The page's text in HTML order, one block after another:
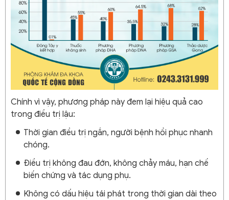
Chính vì vậy, phương pháp này đem lại hiệu quả cao
trong điều trị lậu:
Thời gian điều trị ngắn, người bệnh hồi phục nhanh
chóng.
Điều trị không đau đớn, không chảy máu, hạn chế
biến chứng và tác dụng phụ.
Không có dấu hiệu tái phát trong thời gian dài theo